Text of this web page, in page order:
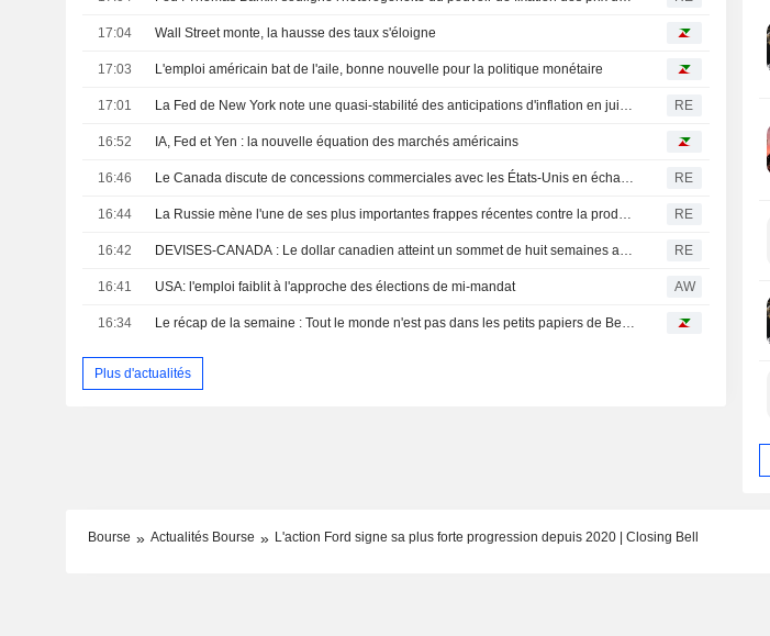
17:04 Wall Street monte, la hausse des taux s'éloigne
17:03 L'emploi américain bat de l'aile, bonne nouvelle pour la politique monétaire
17:01 La Fed de New York note une quasi-stabilité des anticipations d'inflation en juillet RE
16:52 IA, Fed et Yen : la nouvelle équation des marchés américains
16:46 Le Canada discute de concessions commerciales avec les États-Unis en échange d'un assouplissement des tarifs douaniers, selon le Globe and Mail RE
16:44 La Russie mène l'une de ses plus importantes frappes récentes contre la production de pétrole et de gaz, selon Naftogaz RE
16:42 DEVISES-CANADA : Le dollar canadien atteint un sommet de huit semaines après des chiffres de l'emploi supérieurs aux attentes RE
16:41 USA: l'emploi faiblit à l'approche des élections de mi-mandat AW
16:34 Le récap de la semaine : Tout le monde n'est pas dans les petits papiers de Bessent
Plus d'actualités
Bourse Actualités Bourse L'action Ford signe sa plus forte progression depuis 2020 | Closing Bell